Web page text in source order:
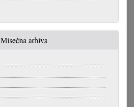
Misečna arhiva